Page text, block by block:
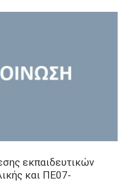
εκπαιδευτικών
και ΠΕ07-